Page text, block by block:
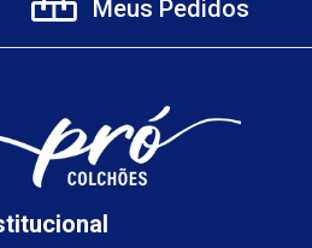
Meus Pedidos